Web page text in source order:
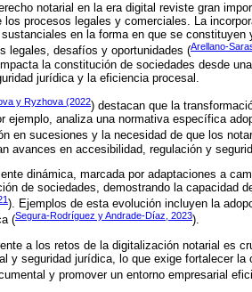
notarial en la era digital reviste gran
procesos legales y comerciales. La
en la forma en que se constituyen
legales, desafíos y oportunidades (Arellano-
la constitución de sociedades desde
jurídica y la eficiencia procesal.
y Ryzhova (2022) destacan que la
analiza una normativa específica
en sucesiones y la necesidad de que los
avances en accesibilidad, regulación y
dinámica, marcada por adaptaciones a
de sociedades, demostrando la capacidad
). Ejemplos de esta evolución incluyen la
(Segura-Rodríguez y Andrade-Díaz, 2023).
a los retos de la digitalización notarial es
y seguridad jurídica, lo que exige fortalecer la
y promover un entorno empresarial